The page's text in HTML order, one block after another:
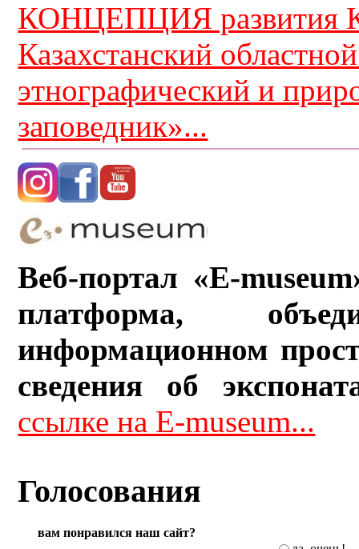
КОНЦЕПЦИЯ развития
Казахстанский
этнографический и
заповедник»...
Веб-портал «E-
платформа,
информационном
сведения об
ссылке на E-museum...
Голосования
вам понравился наш сайт?